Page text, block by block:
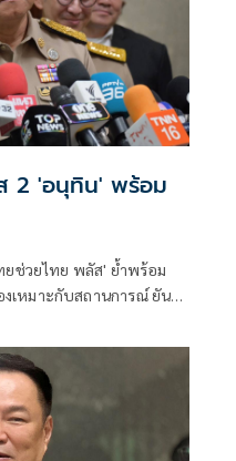
2 'อนุทิน' พร้อม
ช่วยไทย พลัส' ย้ำพร้อม
เหมาะกับสถานการณ์ ยัน